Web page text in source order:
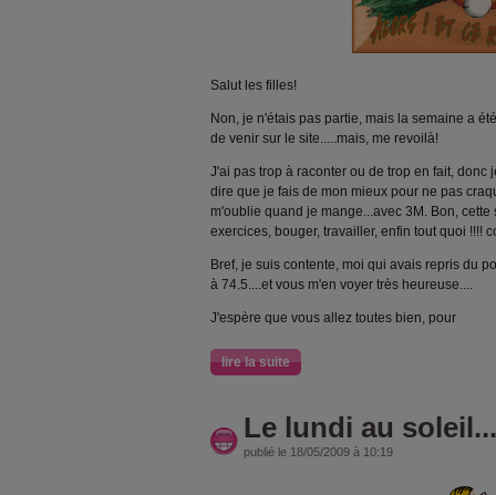
Salut les filles!
Non, je n'étais pas partie, mais la semaine a
de venir sur le site.....mais, me revoilà!
J'ai pas trop à raconter ou de trop en fait, donc
dire que je fais de mon mieux pour ne pas
m'oublie quand je mange...avec 3M. Bon,
exercices, bouger, travailler, enfin tout quoi !!!!
Bref, je suis contente, moi qui avais repris du
à 74.5....et vous m'en voyer très heureuse....
J'espère que vous allez toutes bien, pour
lire la suite
Le lundi au
publié le 18/05/2009 à 10:19